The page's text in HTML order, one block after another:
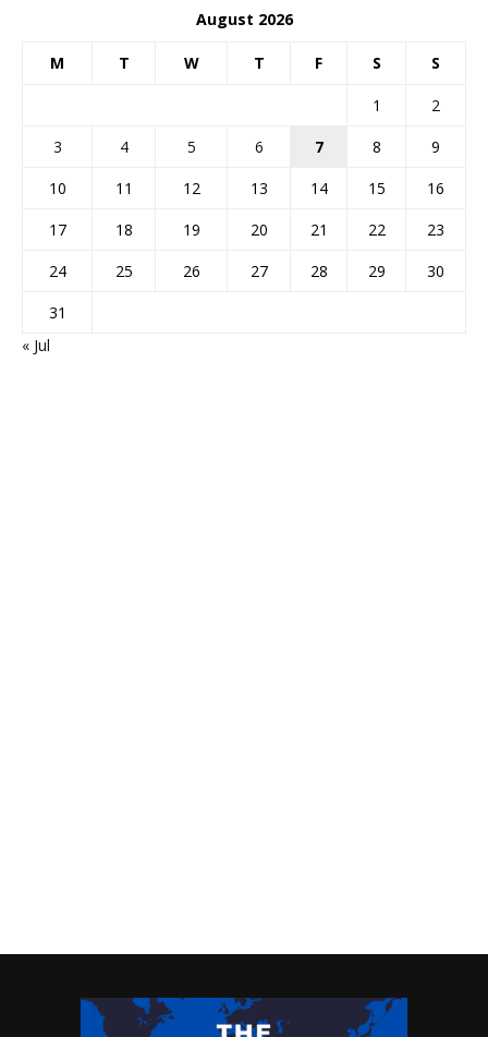
August 2026
M T W T F S S
1
2
3
4 5 6 7 8
9
10
11 12 13 14 15
16
17
18 19 20 21 22
23
24
25 26 27 28 29
30
31
« Jul